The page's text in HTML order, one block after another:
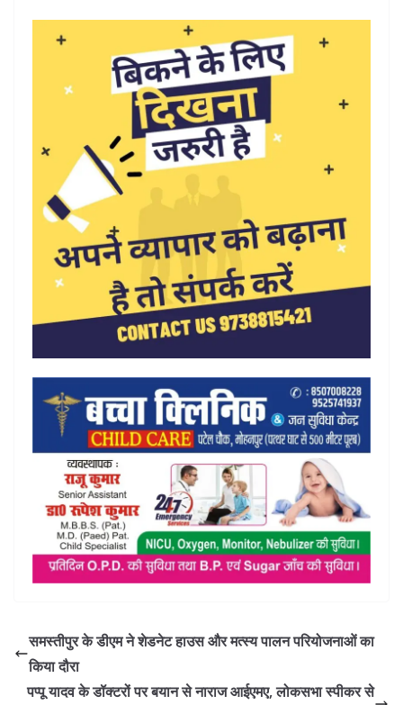
समस्तीपुर के डीएम ने शेडनेट हाउस और मत्स्य पालन परियोजनाओं का
किया दौरा
पप्पू यादव के डॉक्टरों पर बयान से नाराज आईएमए, लोकसभा स्पीकर से